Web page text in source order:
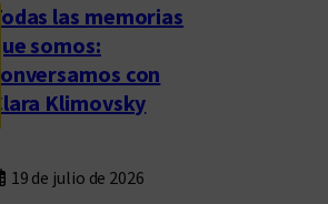
Todas las memorias
que somos:
conversamos con
Clara Klimovsky
19 de julio de 2026